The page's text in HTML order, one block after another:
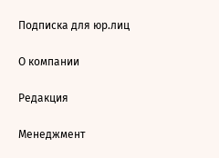
Подписка для юр.лиц
О компании
Редакция
Менеджмент